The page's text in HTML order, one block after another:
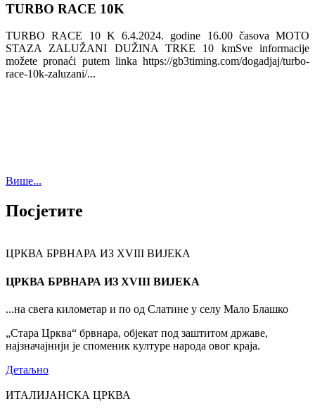
TURBO RACE 10K
TURBO RACE 10 K 6.4.2024. godine 16.00 časova MOTO
STAZA ZALUŽANI DUŽINA TRKE 10 kmSve informacije
možete pronaći putem linka https://gb3timing.com/dogadjaj/turbo-
race-10k-zaluzani/...
Више...
Посјетите
ЦРКВА БРВНАРА ИЗ XVIII ВИЈЕКА
ЦРКВА БРВНАРА ИЗ XVIII ВИЈЕКА
...на свега километар и по од Слатине у селу Мало Блашко
„Стара Црква“ брвнара, објекат под заштитом државе,
најзначајнији је споменик културе народа овог краја.
Детаљно
ИТАЛИЈАНСКА ЦРКВА